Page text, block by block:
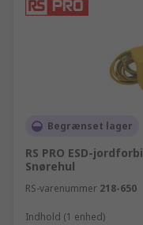
Begrænset lager
RS PRO ESD-
Snørehul
RS-varenummer 218-650
Indhold (1 enhed)